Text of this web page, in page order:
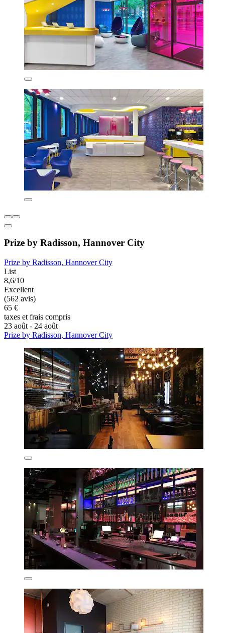
Prize by Radisson, Hannover City
Prize by Radisson, Hannover City
List
8,6/10
Excellent
(562 avis)
65 €
taxes et frais compris
23 août - 24 août
Prize by Radisson, Hannover City